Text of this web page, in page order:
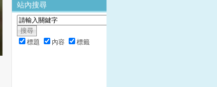
站內搜尋
標題 內容 標籤